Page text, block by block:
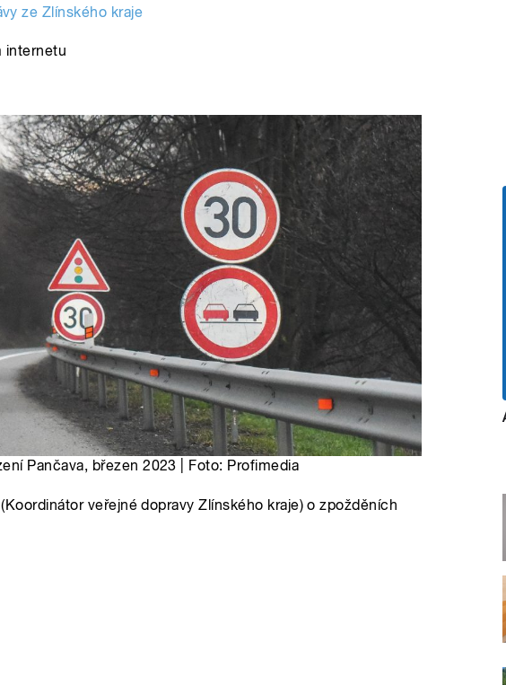
ze Zlínského kraje
internetu
Pančava, březen 2023 | Foto: Profimedia
veřejné dopravy Zlínského kraje) o zpožděních